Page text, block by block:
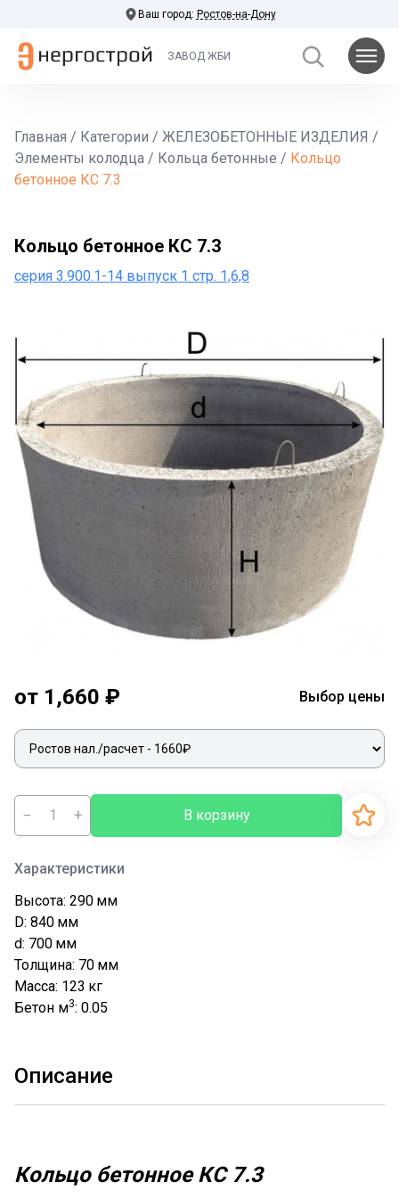
Ваш город: Ростов-на-Дону
ЗАВОД ЖБИ
Главная / Категории / ЖЕЛЕЗОБЕТОННЫЕ ИЗДЕЛИЯ /
Элементы колодца / Кольца бетонные / Кольцо
бетонное КС 7.3
Кольцо бетонное КС 7.3
серия 3.900.1-14 выпуск 1 стр. 1,6,8
от 1,660 ₽ Выбор цены
− + В корзину
Характеристики
Высота: 290 мм
D: 840 мм
d: 700 мм
Толщина: 70 мм
Масса: 123 кг
Бетон м3: 0.05
Описание
Кольцо бетонное КС 7.3